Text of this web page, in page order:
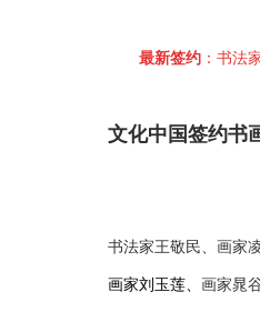
最新签约 ：书法
文化中国签约书
书法家王敬民、 画家
画家刘玉莲、 画家晁